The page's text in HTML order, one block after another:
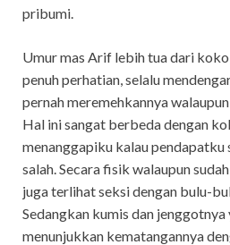
pribumi.
Umur mas Arif lebih tua dari
penuh perhatian, selalu
pernah meremehkannya
Hal ini sangat berbeda dengan
menanggapiku kalau pendapatku
salah. Secara fisik walaupun
juga terlihat seksi dengan bulu-
Sedangkan kumis dan
menunjukkan kematangannya